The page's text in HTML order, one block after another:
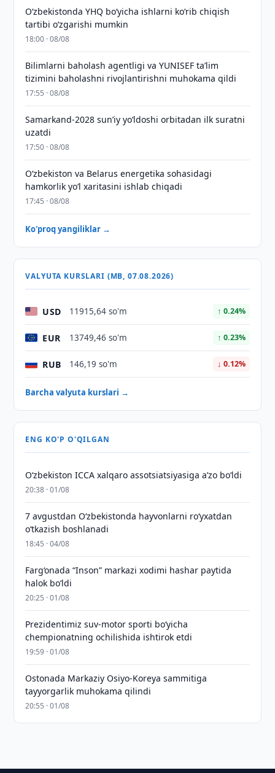
O‘zbekistonda YHQ bo‘yicha ishlarni ko‘rib chiqish
tartibi o‘zgarishi mumkin
18:00 · 08/08
Bilimlarni baholash agentligi va YUNISEF taʼlim
tizimini baholashni rivojlantirishni muhokama qildi
17:55 · 08/08
Samarkand-2028 sunʼiy yo‘ldoshi orbitadan ilk suratni
uzatdi
17:50 · 08/08
Oʻzbekiston va Belarus energetika sohasidagi
hamkorlik yoʻl xaritasini ishlab chiqadi
17:45 · 08/08
Ko'proq yangiliklar →
VALYUTA KURSLARI (MB, 07.08.2026)
USD 11915,64 so'm ↑ 0.24%
EUR 13749,46 so'm ↑ 0.23%
RUB 146,19 so'm ↓ 0.12%
Barcha valyuta kurslari →
ENG KO'P O'QILGAN
O‘zbekiston ICCA xalqaro assotsiatsiyasiga aʼzo bo‘ldi
20:38 · 01/08
7 avgustdan O‘zbekistonda hayvonlarni ro‘yxatdan
o‘tkazish boshlanadi
18:45 · 04/08
Farg‘onada “Inson” markazi xodimi hashar paytida
halok bo‘ldi
20:25 · 01/08
Prezidentimiz suv-motor sporti bo‘yicha
chempionatning ochilishida ishtirok etdi
19:59 · 01/08
Ostonada Markaziy Osiyo-Koreya sammitiga
tayyorgarlik muhokama qilindi
20:55 · 01/08